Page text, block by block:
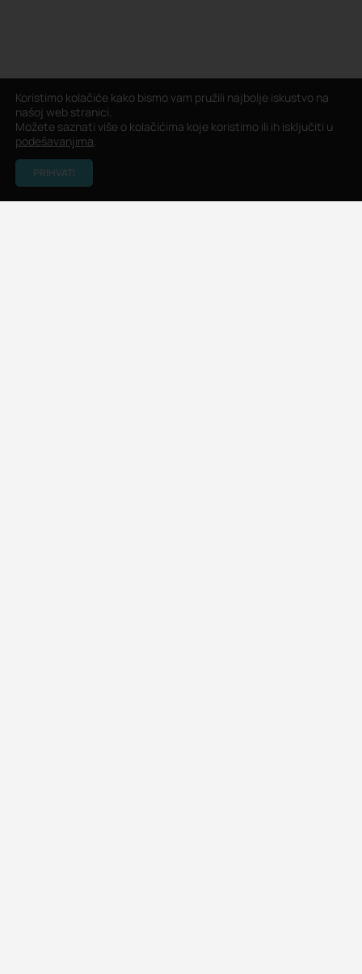
Koristimo kolačiće kako bismo vam pružili najbolje iskustvo na
našoj web stranici.
Možete saznati više o kolačićima koje koristimo ili ih isključiti u
podešavanjima.
PRIHVATI